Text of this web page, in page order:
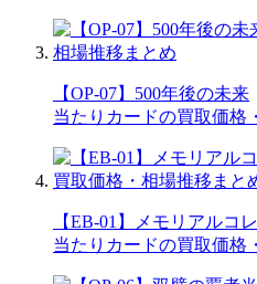
【OP-07】500年後の未来
当たりカードの買取価格
【EB-01】メモリアルコ
当たりカードの買取価格